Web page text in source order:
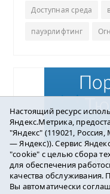
Доступная среда
пауэрлифтинг
Настоящий ресурс
Яндекс.Метрика,
"Яндекс" (119021, Россия,
— Яндекс)). Сервис
"cookie" с целью сбора
для обеспечения
качества обслуживания.
Вы автоматически